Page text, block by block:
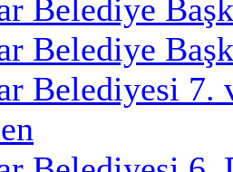
Belediye
Belediye
Belediyesi 7.